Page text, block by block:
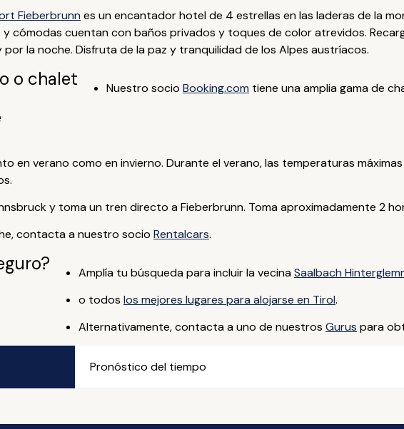
Fieberbrunn es un encantador hotel de 4 estrellas en las laderas de la
y cómodas cuentan con baños privados y toques de color atrevidos.
por la noche. Disfruta de la paz y tranquilidad de los Alpes austríacos.
o chalet Nuestro socio Booking.com tiene una amplia gama de
en verano como en invierno. Durante el verano, las temperaturas
y toma un tren directo a Fieberbrunn. Toma aproximadamente 2
contacta a nuestro socio Rentalcars.
Amplía tu búsqueda para incluir la vecinaSaalbach
o todos los mejores lugares para alojarse en Tirol.
Alternativamente, contacta a uno de nuestros Gurus para
Pronóstico del tiempo